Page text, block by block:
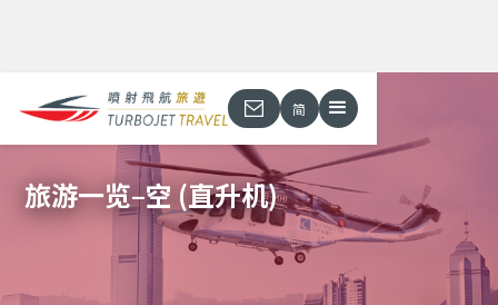
简
旅游一览–空 (直升机)